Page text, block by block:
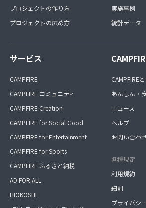
プロジェクトの作り方
プロジェクトの広め方
実施事例
統計データ
サービス
CAMPFIRE
CAMPFIRE コミュニティ
CAMPFIRE Creation
CAMPFIRE for Social Good
CAMPFIRE for Entertainment
CAMPFIRE for Sports
CAMPFIRE ふるさと納税
AD FOR ALL
HIOKOSHI
CAMPFIRE
あんしん・
ニュース
ヘルプ
お問い合わ
各種規定
利用規約
細則
プライバシ